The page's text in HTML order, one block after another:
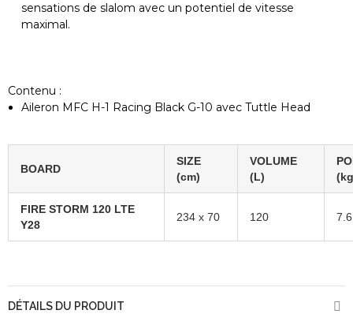
sensations de slalom avec un potentiel de vitesse
maximal.
Contenu :
Aileron MFC H-1 Racing Black G-10 avec Tuttle Head
BOARD
SIZE
(cm)
VOLUME
(L)
FIRE STORM 120 LTE
Y28
234 x 70 120 7.6
DÉTAILS DU PRODUIT